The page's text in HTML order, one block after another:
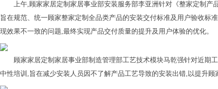
上午,顾家家居定制家居事业部安装服务部李亚洲针对《整家定制产
旨在规范、统一顾家整家定制全品类产品的安装交付标准及用户验收标
现效果不一致的问题,最终实现产品交付质量的提升及用户体验的优化。
顾家家居定制家居事业部制造管理部工艺技术模块马乾强针对近期
中性培训,旨在减少安装人员因不了解产品工艺导致的安装出错,以提升